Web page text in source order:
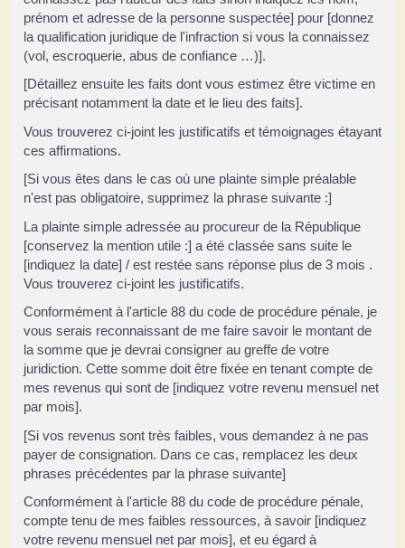
prénom et adresse de la personne suspectée] pour [donnez
la qualification juridique de l'infraction si vous la connaissez
(vol, escroquerie, abus de confiance …)].
[Détaillez ensuite les faits dont vous estimez être victime en
précisant notamment la date et le lieu des faits].
Vous trouverez ci-joint les justificatifs et témoignages étayant
ces affirmations.
[Si vous êtes dans le cas où une plainte simple préalable
n'est pas obligatoire, supprimez la phrase suivante :]
La plainte simple adressée au procureur de la République
[conservez la mention utile :] a été classée sans suite le
[indiquez la date] / est restée sans réponse plus de 3 mois .
Vous trouverez ci-joint les justificatifs.
Conformément à l'article 88 du code de procédure pénale, je
vous serais reconnaissant de me faire savoir le montant de
la somme que je devrai consigner au greffe de votre
juridiction. Cette somme doit être fixée en tenant compte de
mes revenus qui sont de [indiquez votre revenu mensuel net
par mois].
[Si vos revenus sont très faibles, vous demandez à ne pas
payer de consignation. Dans ce cas, remplacez les deux
phrases précédentes par la phrase suivante]
Conformément à l'article 88 du code de procédure pénale,
compte tenu de mes faibles ressources, à savoir [indiquez
votre revenu mensuel net par mois], et eu égard à